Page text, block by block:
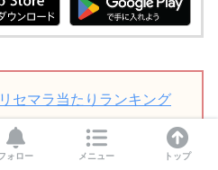
セマラ当たりランキング
ォロー メニュー トップ